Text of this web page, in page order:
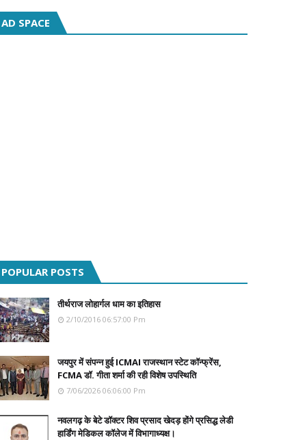
AD SPACE
POPULAR POSTS
तीर्थराज लोहार्गल धाम का इतिहास
2/10/2016 06:57:00 Pm
जयपुर में संपन्न हुई ICMAI राजस्थान स्टेट कॉन्फ्रेंस,
FCMA डॉ. गीता शर्मा की रही विशेष उपस्थिति
7/06/2026 06:06:00 Pm
नवलगढ़ के बेटे डॉक्टर शिव प्रसाद खेदड़ होंगे प्रसिद्ध लेडी
हार्डिंग मेडिकल कॉलेज में विभागाध्यक्ष।